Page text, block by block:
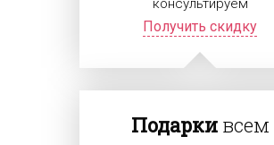
консультируем
Получить скидку
Подаркивсем